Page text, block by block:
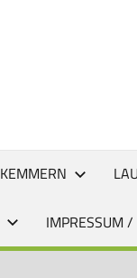
KEMMERN
IMPRESSUM /